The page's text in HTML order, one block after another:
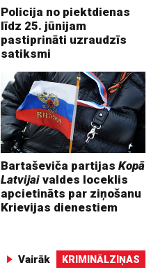
Policija no piektdienas
līdz 25. jūnijam
pastiprināti uzraudzīs
satiksmi
Bartaševiča partijasKopā
Latvijai valdes loceklis
apcietināts par ziņošanu
Krievijas dienestiem
Vairāk KRIMINĀLZIŅAS